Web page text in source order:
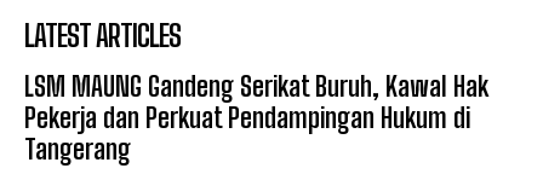
LATEST ARTICLES
LSM MAUNG Gandeng Serikat Buruh, Kawal Hak
Pekerja dan Perkuat Pendampingan Hukum di
Tangerang